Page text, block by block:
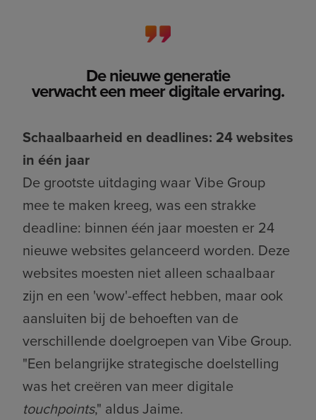
De nieuwe generatie
verwacht een meer digitale ervaring.
Schaalbaarheid en deadlines: 24 websites
in één jaar
De grootste uitdaging waar Vibe Group
mee te maken kreeg, was een strakke
deadline: binnen één jaar moesten er 24
nieuwe websites gelanceerd worden. Deze
websites moesten niet alleen schaalbaar
zijn en een 'wow'-effect hebben, maar ook
aansluiten bij de behoeften van de
verschillende doelgroepen van Vibe Group.
"Een belangrijke strategische doelstelling
was het creëren van meer digitale
touchpoints," aldus Jaime.